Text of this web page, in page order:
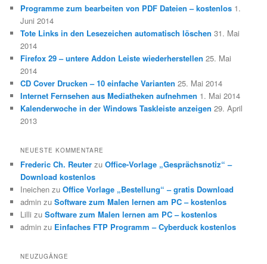
Programme zum bearbeiten von PDF Dateien – kostenlos 1.
Juni 2014
Tote Links in den Lesezeichen automatisch löschen 31. Mai
2014
Firefox 29 – untere Addon Leiste wiederherstellen 25. Mai
2014
CD Cover Drucken – 10 einfache Varianten 25. Mai 2014
Internet Fernsehen aus Mediatheken aufnehmen 1. Mai 2014
Kalenderwoche in der Windows Taskleiste anzeigen 29. April
2013
NEUESTE KOMMENTARE
Frederic Ch. Reuter zuOffice-Vorlage „Gesprächsnotiz“ –
Download kostenlos
Ineichen zuOffice Vorlage „Bestellung“ – gratis Download
admin zuSoftware zum Malen lernen am PC – kostenlos
Lilli zuSoftware zum Malen lernen am PC – kostenlos
admin zu Einfaches FTP Programm – Cyberduck kostenlos
NEUZUGÄNGE